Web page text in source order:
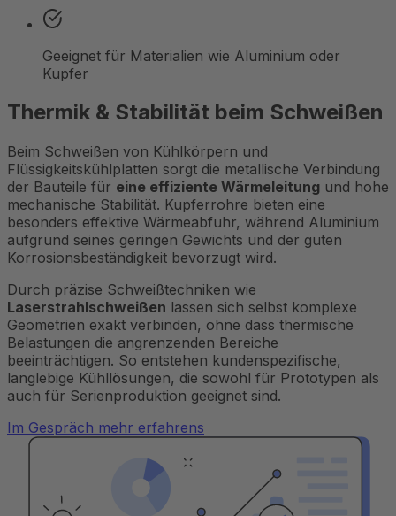
Geeignet für Materialien wie Aluminium oder
Kupfer
Thermik & Stabilität beim Schweißen
Beim Schweißen von Kühlkörpern und
Flüssigkeitskühlplatten sorgt die metallische Verbindung
der Bauteile für eine effiziente Wärmeleitung und hohe
mechanische Stabilität. Kupferrohre bieten eine
besonders effektive Wärmeabfuhr, während Aluminium
aufgrund seines geringen Gewichts und der guten
Korrosionsbeständigkeit bevorzugt wird.
Durch präzise Schweißtechniken wie
Laserstrahlschweißen lassen sich selbst komplexe
Geometrien exakt verbinden, ohne dass thermische
Belastungen die angrenzenden Bereiche
beeinträchtigen. So entstehen kundenspezifische,
langlebige Kühllösungen, die sowohl für Prototypen als
auch für Serienproduktion geeignet sind.
Im Gespräch mehr erfahrens